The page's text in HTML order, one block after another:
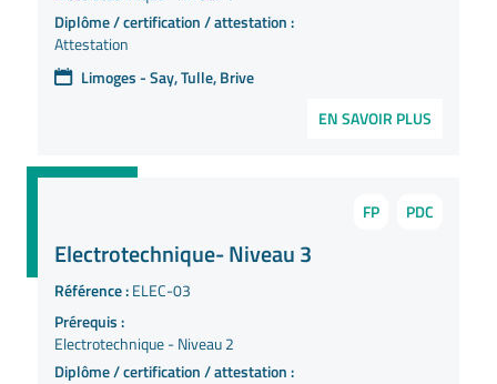
Diplôme / certification / attestation :
Attestation
Limoges - Say, Tulle, Brive
EN SAVOIR PLUS
FP PDC
Electrotechnique- Niveau 3
Référence :ELEC-03
Prérequis :
Electrotechnique - Niveau 2
Diplôme / certification / attestation :